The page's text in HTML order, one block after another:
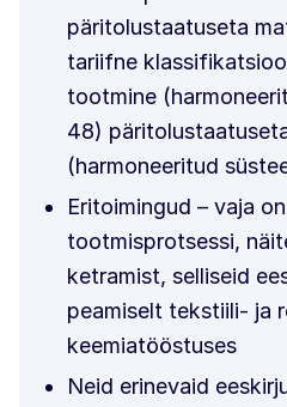
päritolustaatuseta
tariifne
tootmine
48)
(harmoneeritud
Eritoimingud – vaja
tootmisprotsessi,
ketramist, selliseid
peamiselt tekstiili- ja
keemiatööstuses
Neid erinevaid